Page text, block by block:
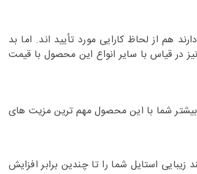
هم از لحاظ کارایی مورد تأیید اند. اما بد
در قیاس با سایر انواع این محصول با قیمت
شما با این محصول مهم ترین مزیت های
استایل شما را تا چندین برابر افزایش